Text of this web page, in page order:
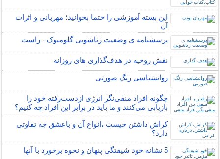
این بسته آموزشی را حتما بخوانید؛ مهربانی و اثرات
آن
پرسشنامه ی وضعیت زناشویی گلومبوک - راست
نقش روحیه در هدف‌گذاری‌ های روزانه
روانشناسی رنگ صورتی
چگونه افراد منفی‌نگر انرژی ازدست‌رفته خود را
بازیابی می‌کنند و ما باید در برابر این افراد چه کنیم؟
کراش داشتن چیست ،انواع آن و باعشق چه تفاوتی
دارد؟
5 نشانه خود شیفتگی پنهان و نحوه برخورد با آنها